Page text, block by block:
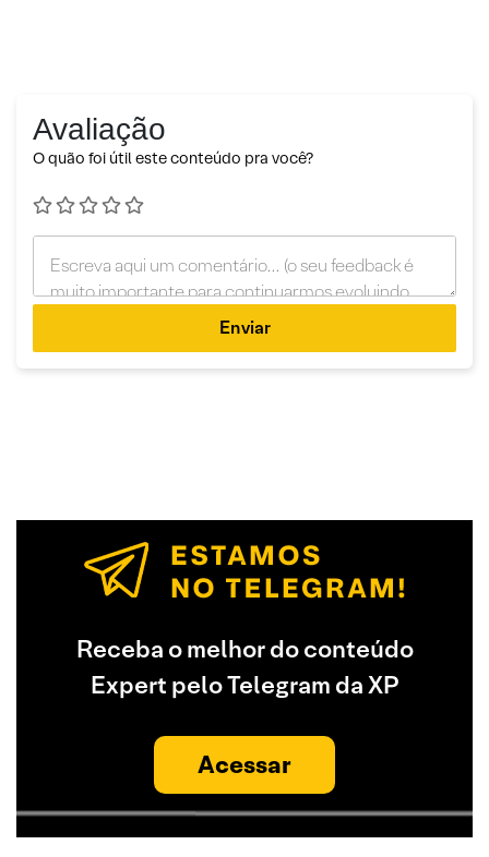
Avaliação
O quão foi útil este conteúdo pra você?
Enviar
Receba o melhor do conteúdo
Expert pelo Telegram da XP
Acessar